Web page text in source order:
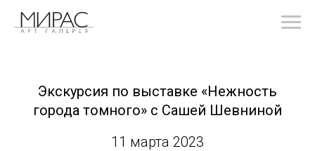
Экскурсия по выставке «Нежность
города томного» с Сашей Шевниной
11 марта 2023